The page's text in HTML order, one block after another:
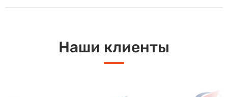
Наши клиенты